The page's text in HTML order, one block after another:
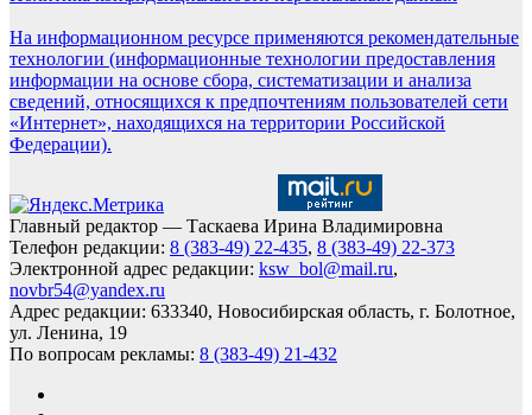
На информационном ресурсе применяются рекомендательные
технологии (информационные технологии предоставления
информации на основе сбора, систематизации и анализа
сведений, относящихся к предпочтениям пользователей сети
«Интернет», находящихся на территории Российской
Федерации).
Главный редактор — Таскаева Ирина Владимировна
Телефон редакции: 8 (383-49) 22-435, 8 (383-49) 22-373
Электронной адрес редакции: ksw_bol@mail.ru,
novbr54@yandex.ru
Адрес редакции: 633340, Новосибирская область, г. Болотное,
ул. Ленина, 19
По вопросам рекламы: 8 (383-49) 21-432